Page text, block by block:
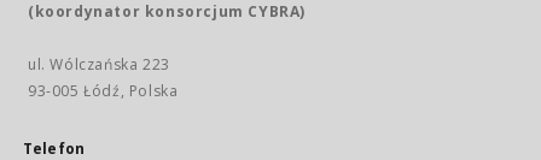
(koordynator konsorcjum CYBRA)
ul. Wólczańska 223
93-005 Łódź, Polska
Telefon